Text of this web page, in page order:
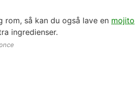
rom, så kan du også lave en mojito
ingredienser.